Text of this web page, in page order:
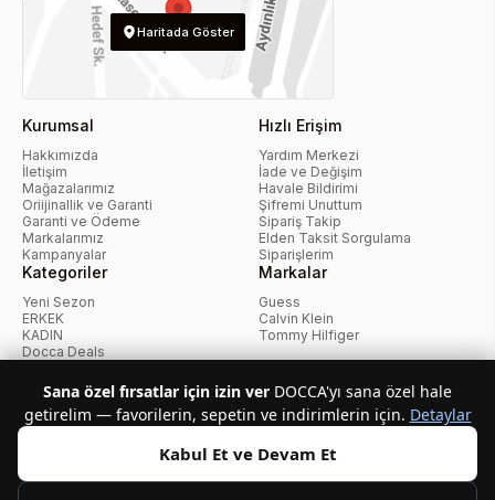
Haritada Göster
Kurumsal
Hakkımızda
İletişim
Mağazalarımız
Oriijinallik ve Garanti
Garanti ve Ödeme
Markalarımız
Kampanyalar
Hızlı Erişim
Yardım Merkezi
İade ve Değişim
Havale Bildirimi
Şifremi Unuttum
Sipariş Takip
Elden Taksit Sorgulama
Siparişlerim
Kategoriler
Yeni Sezon
ERKEK
KADIN
Docca Deals
Markalar
Guess
Calvin Klein
Tommy Hilfiger
KvKK PolitikasıKullanıcı SözleşmesiMesafeli Satış Sözleşmesi
Sana özel fırsatlar için izin ver DOCCA'yı sana özel hale
getirelim — favorilerin, sepetin ve indirimlerin için. Detaylar
Kabul Et ve Devam Et